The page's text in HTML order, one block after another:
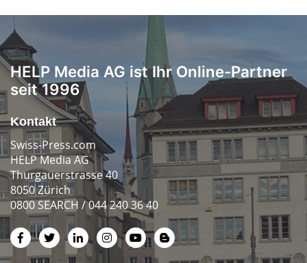
HELP Media AG ist Ihr Online-Partner
seit 1996
Kontakt
Swiss-Press.com
HELP Media AG
Thurgauerstrasse 40
8050 Zürich
0800 SEARCH / 044 240 36 40